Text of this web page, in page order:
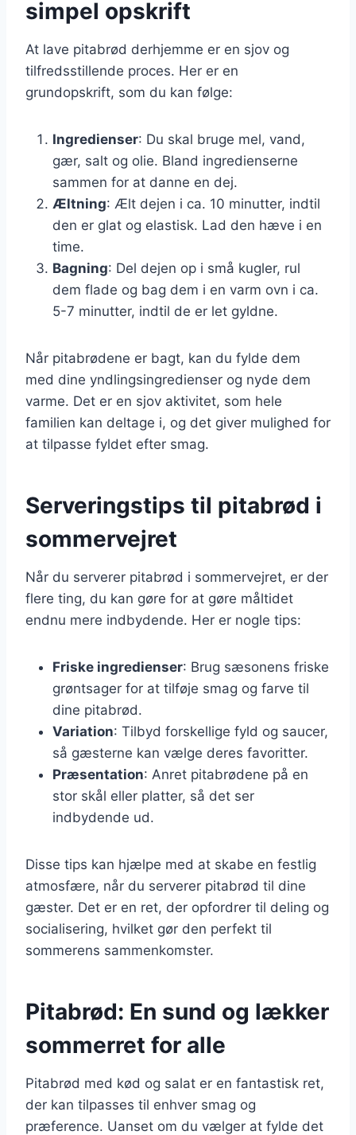
simpel opskrift
At lave pitabrød derhjemme er en sjov og
tilfredsstillende proces. Her er en
grundopskrift, som du kan følge:
Ingredienser: Du skal bruge mel, vand,
gær, salt og olie. Bland ingredienserne
sammen for at danne en dej.
Æltning: Ælt dejen i ca. 10 minutter, indtil
den er glat og elastisk. Lad den hæve i en
time.
Bagning: Del dejen op i små kugler, rul
dem flade og bag dem i en varm ovn i ca.
5-7 minutter, indtil de er let gyldne.
Når pitabrødene er bagt, kan du fylde dem
med dine yndlingsingredienser og nyde dem
varme. Det er en sjov aktivitet, som hele
familien kan deltage i, og det giver mulighed for
at tilpasse fyldet efter smag.
Serveringstips til pitabrød i
sommervejret
Når du serverer pitabrød i sommervejret, er der
flere ting, du kan gøre for at gøre måltidet
endnu mere indbydende. Her er nogle tips:
Friske ingredienser: Brug sæsonens friske
grøntsager for at tilføje smag og farve til
dine pitabrød.
Variation: Tilbyd forskellige fyld og saucer,
så gæsterne kan vælge deres favoritter.
Præsentation: Anret pitabrødene på en
stor skål eller platter, så det ser
indbydende ud.
Disse tips kan hjælpe med at skabe en festlig
atmosfære, når du serverer pitabrød til dine
gæster. Det er en ret, der opfordrer til deling og
socialisering, hvilket gør den perfekt til
sommerens sammenkomster.
Pitabrød: En sund og lækker
sommerret for alle
Pitabrød med kød og salat er en fantastisk ret,
der kan tilpasses til enhver smag og
præference. Uanset om du vælger at fylde det